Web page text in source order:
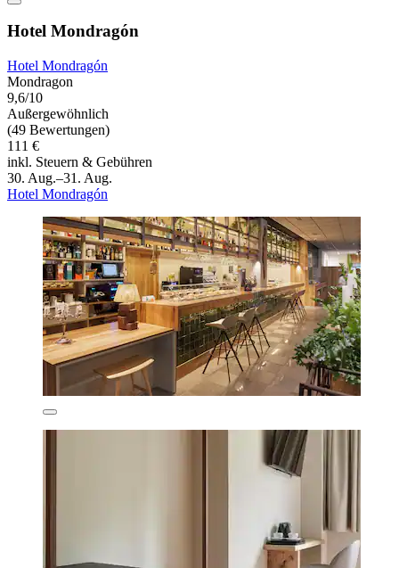
Hotel Mondragón
Hotel Mondragón
Mondragon
9,6/10
Außergewöhnlich
(49 Bewertungen)
111 €
inkl. Steuern & Gebühren
30. Aug.–31. Aug.
Hotel Mondragón